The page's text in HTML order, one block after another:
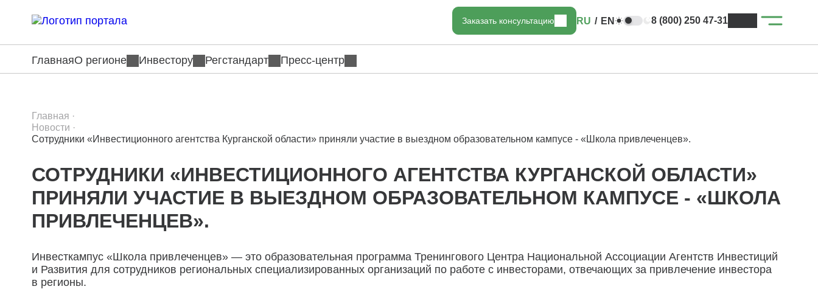
Заказать консультацию RU / EN 8 (800) 250 47-31
ГлавнаяО регионе Инвестору Регстандарт Пресс-центр
Главная ·
Новости ·
Сотрудники «Инвестиционного агентства Курганской области» приняли участие в выездном образовательном кампусе - «Школа привлеченцев».
СОТРУДНИКИ «ИНВЕСТИЦИОННОГО АГЕНТСТВА КУРГАНСКОЙ ОБЛАСТИ»
ПРИНЯЛИ УЧАСТИЕ В ВЫЕЗДНОМ ОБРАЗОВАТЕЛЬНОМ КАМПУСЕ - «ШКОЛА
ПРИВЛЕЧЕНЦЕВ».
Инвесткампус «Школа привлеченцев» — это образовательная программа Тренингового Центра Национальной Ассоциации Агентств Инвестиций
и Развития для сотрудников региональных специализированных организаций по работе с инвесторами, отвечающих за привлечение инвестора
в регионы.